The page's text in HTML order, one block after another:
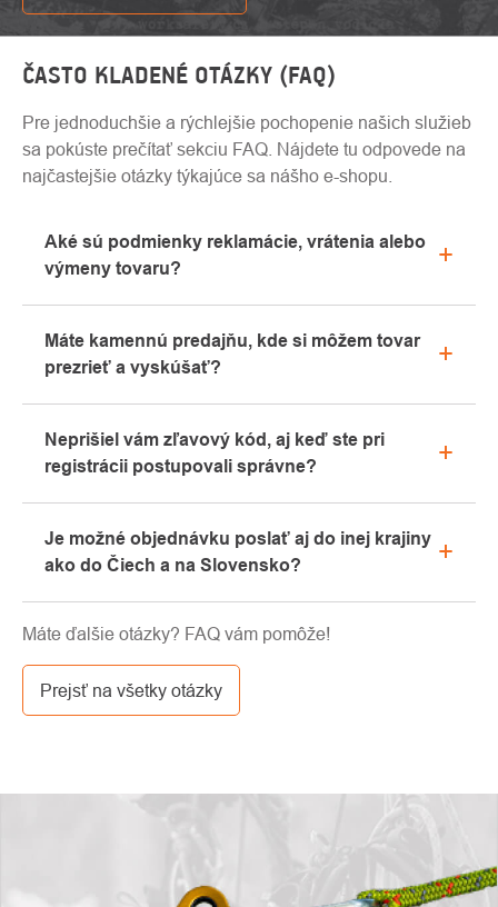
ČASTO KLADENÉ OTÁZKY (FAQ)
Pre jednoduchšie a rýchlejšie pochopenie našich služieb
sa pokúste prečítať sekciu FAQ. Nájdete tu odpovede na
najčastejšie otázky týkajúce sa nášho e-shopu.
Aké sú podmienky reklamácie, vrátenia alebo
výmeny tovaru?
"Všetko o nákupe" alebo nás kontaktujte e-mailom
alebo telefonicky.
Máte kamennú predajňu, kde si môžem tovar
prezrieť a vyskúšať?
Kolíne. Radi vám tu poradíme s výberom vhodného
vybavenia, ktoré si môžete vyskúšať priamo v
Neprišiel vám zľavový kód, aj keď ste pri
registrácii postupovali správne?
záložku „hromadné“ alebo „SPAM“, veľmi často tu e-
mail s kódom končí. Ak ste aj napriek tomu svoj
info@pavouci.cz.
Je možné objednávku poslať aj do inej krajiny
ako do Čiech a na Slovensko?
cez GLS. Cena tejto dopravy je podľa kalkulácie od
dopravcu.
Máte ďalšie otázky? FAQ vám pomôže!
Prejsť na všetky otázky